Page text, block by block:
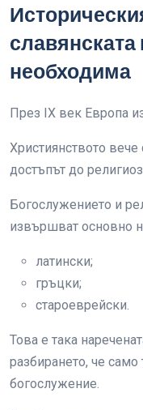
необходима
През IX век Европа
Християнството вече
достъпът до
Богослужението и
извършват основно
латински;
гръцки;
староеврейски.
Това е така
разбирането, че само
богослужение.